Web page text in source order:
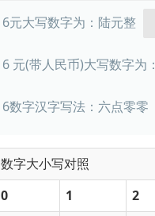
6元大写数字为： 陆元整
6 元(带人民币)大写数字为：
6数字汉字写法： 六点零零
数字大小写对照
0
1 2